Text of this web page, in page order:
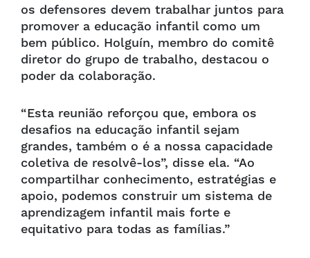
os defensores devem trabalhar juntos para
promover a educação infantil como um
bem público. Holguín, membro do comitê
diretor do grupo de trabalho, destacou o
poder da colaboração.
“Esta reunião reforçou que, embora os
desafios na educação infantil sejam
grandes, também o é a nossa capacidade
coletiva de resolvê-los”, disse ela. “Ao
compartilhar conhecimento, estratégias e
apoio, podemos construir um sistema de
aprendizagem infantil mais forte e
equitativo para todas as famílias.”